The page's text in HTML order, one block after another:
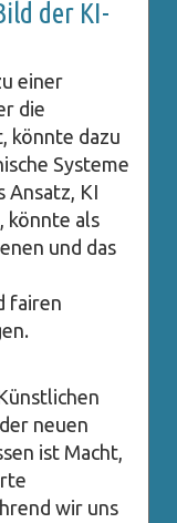
der KI-
einer
die
könnte dazu
Systeme
Ansatz, KI
könnte als
und das
fairen
neuen
ist Macht,
wir uns